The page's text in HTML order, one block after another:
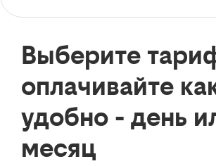
Выберите
оплачивайте
удобно - день
месяц